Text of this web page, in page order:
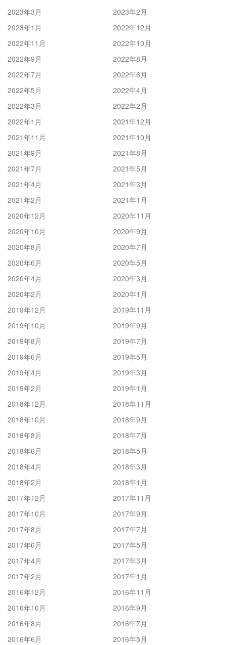
2023年3月
2023年2月
2023年1月
2022年12月
2022年11月
2022年10月
2022年9月
2022年8月
2022年7月
2022年6月
2022年5月
2022年4月
2022年3月
2022年2月
2022年1月
2021年12月
2021年11月
2021年10月
2021年9月
2021年8月
2021年7月
2021年5月
2021年4月
2021年3月
2021年2月
2021年1月
2020年12月
2020年11月
2020年10月
2020年9月
2020年8月
2020年7月
2020年6月
2020年5月
2020年4月
2020年3月
2020年2月
2020年1月
2019年12月
2019年11月
2019年10月
2019年9月
2019年8月
2019年7月
2019年6月
2019年5月
2019年4月
2019年3月
2019年2月
2019年1月
2018年12月
2018年11月
2018年10月
2018年9月
2018年8月
2018年7月
2018年6月
2018年5月
2018年4月
2018年3月
2018年2月
2018年1月
2017年12月
2017年11月
2017年10月
2017年9月
2017年8月
2017年7月
2017年6月
2017年5月
2017年4月
2017年3月
2017年2月
2017年1月
2016年12月
2016年11月
2016年10月
2016年9月
2016年8月
2016年7月
2016年6月
2016年5月